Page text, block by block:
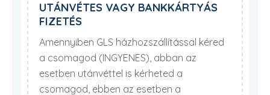
UTÁNVÉTES VAGY BANKKÁRTYÁS
FIZETÉS
Amennyiben GLS házhozszállítással kéred
a csomagod (INGYENES), abban az
esetben utánvéttel is kérheted a
csomagod, ebben az esetben a